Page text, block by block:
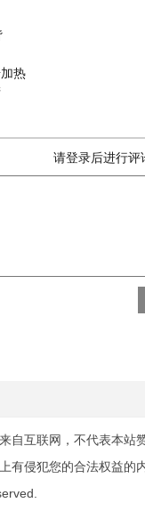
热
请登录后进行评
自互联网，不代表本
侵犯您的合法权益的